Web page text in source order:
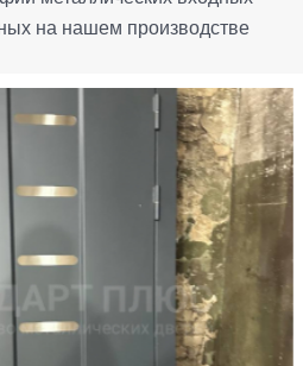
на нашем производстве